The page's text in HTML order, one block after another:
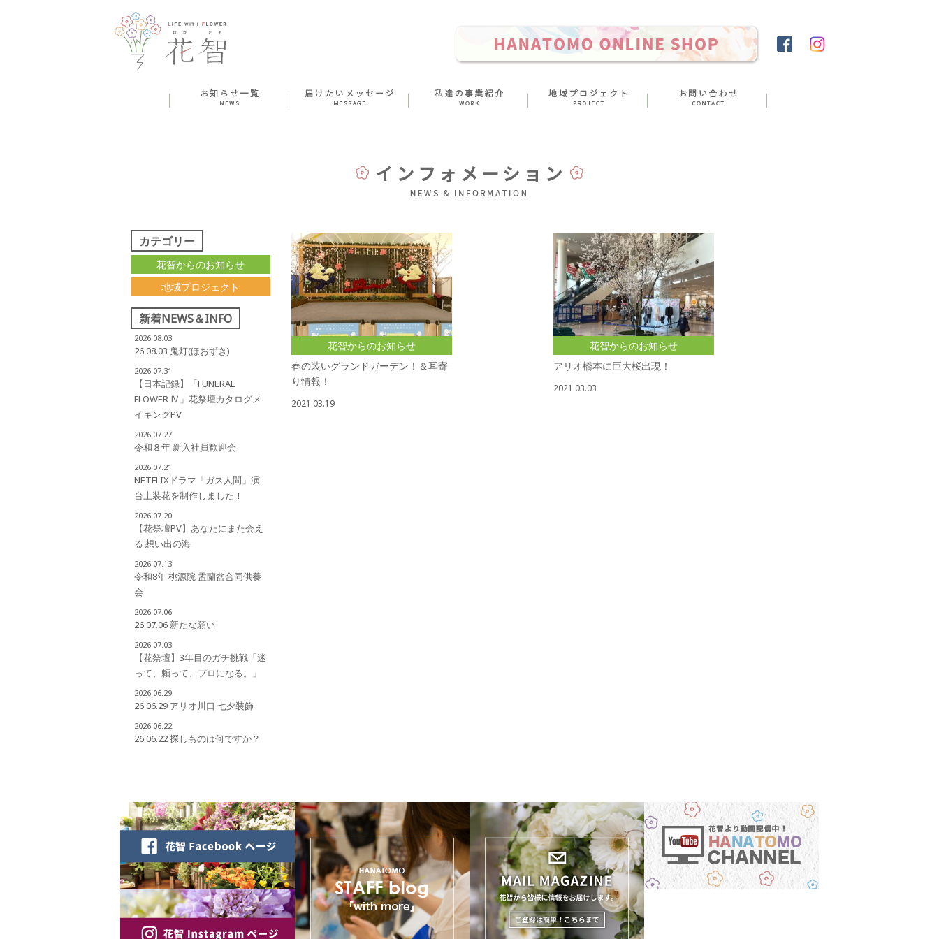
カテゴリー
花智からのお知らせ
地域プロジェクト
新着NEWS＆INFO
2026.08.03
26.08.03 鬼灯(ほおずき)
2026.07.31
【日本記録】「FUNERAL
FLOWER Ⅳ」花祭壇カタログメ
イキングPV
2026.07.27
令和８年 新入社員歓迎会
2026.07.21
NETFLIXドラマ「ガス人間」演
台上装花を制作しました！
2026.07.20
【花祭壇PV】あなたにまた会え
る 想い出の海
2026.07.13
令和8年 桃源院 盂蘭盆合同供養
会
2026.07.06
26.07.06 新たな願い
2026.07.03
【花祭壇】3年目のガチ挑戦「迷
って、頼って、プロになる。」
2026.06.29
26.06.29 アリオ川口 七夕装飾
2026.06.22
26.06.22 探しものは何ですか？
花智からのお知らせ
春の装いグランドガーデン！＆耳寄
り情報！
2021.03.19
花智からのお知らせ
アリオ橋本に巨大桜出現！
2021.03.03